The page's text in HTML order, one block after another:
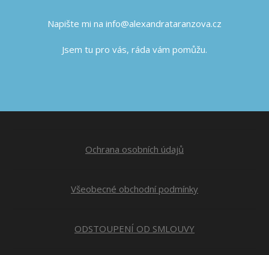
Napište mi na info@alexandrataranzova.cz
Jsem tu pro vás, ráda vám pomůžu.
Ochrana osobních údajů
Všeobecné obchodní podmínky
ODSTOUPENÍ OD SMLOUVY